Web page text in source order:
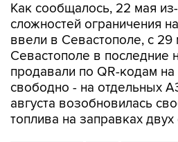
Как сообщалось, 22 мая
сложностей ограничения
ввели в Севастополе, с
Севастополе в последние
продавали по QR-кодам
свободно - на отдельных
августа возобновилась
топлива на заправках двух